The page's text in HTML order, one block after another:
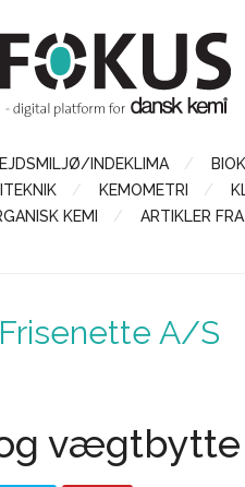
INDEKLIMA
KEMOMETRI
KEMI ARTIKLER
A/S